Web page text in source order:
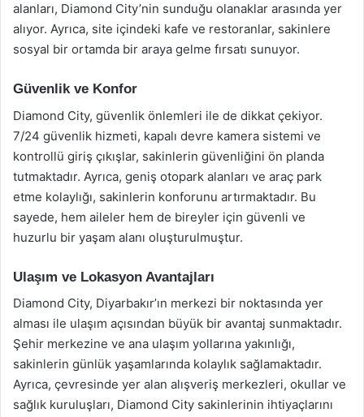
alanları, Diamond City’nin sunduğu olanaklar arasında yer
alıyor. Ayrıca, site içindeki kafe ve restoranlar, sakinlere
sosyal bir ortamda bir araya gelme fırsatı sunuyor.
Güvenlik ve Konfor
Diamond City, güvenlik önlemleri ile de dikkat çekiyor.
7/24 güvenlik hizmeti, kapalı devre kamera sistemi ve
kontrollü giriş çıkışlar, sakinlerin güvenliğini ön planda
tutmaktadır. Ayrıca, geniş otopark alanları ve araç park
etme kolaylığı, sakinlerin konforunu artırmaktadır. Bu
sayede, hem aileler hem de bireyler için güvenli ve
huzurlu bir yaşam alanı oluşturulmuştur.
Ulaşım ve Lokasyon Avantajları
Diamond City, Diyarbakır’ın merkezi bir noktasında yer
alması ile ulaşım açısından büyük bir avantaj sunmaktadır.
Şehir merkezine ve ana ulaşım yollarına yakınlığı,
sakinlerin günlük yaşamlarında kolaylık sağlamaktadır.
Ayrıca, çevresinde yer alan alışveriş merkezleri, okullar ve
sağlık kuruluşları, Diamond City sakinlerinin ihtiyaçlarını